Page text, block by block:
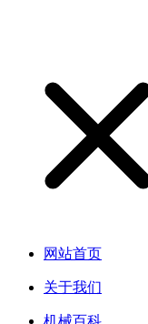
网站首页
关于我们
机械百科